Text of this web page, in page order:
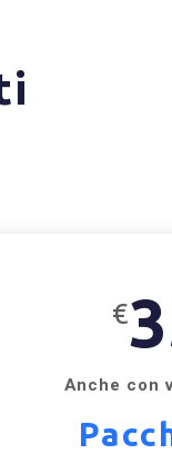
€
Anche con